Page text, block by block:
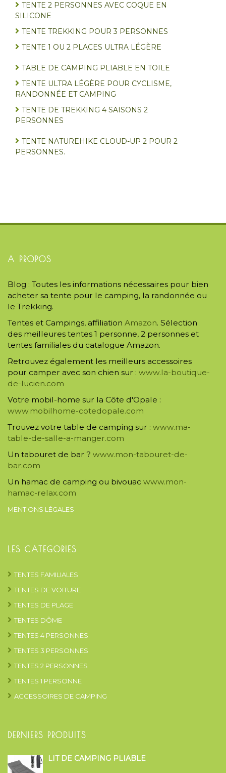
TENTE 2 PERSONNES AVEC COQUE EN
SILICONE
TENTE TREKKING POUR 3 PERSONNES
TENTE 1 OU 2 PLACES ULTRA LÉGÈRE
TABLE DE CAMPING PLIABLE EN TOILE
TENTE ULTRA LÉGÈRE POUR CYCLISME,
RANDONNÉE ET CAMPING
TENTE DE TREKKING 4 SAISONS 2
PERSONNES
TENTE NATUREHIKE CLOUD-UP 2 POUR 2
PERSONNES.
A PROPOS
Blog : Toutes les informations nécessaires pour bien
acheter sa tente pour le camping, la randonnée ou
le Trekking.
Tentes et Campings, affiliation Amazon. Sélection
des meilleures tentes 1 personne, 2 personnes et
tentes familiales du catalogue Amazon.
Retrouvez également les meilleurs accessoires
pour camper avec son chien sur : www.la-boutique-
de-lucien.com
Votre mobil-home sur la Côte d'Opale :
www.mobilhome-cotedopale.com
Trouvez votre table de camping sur : www.ma-
table-de-salle-a-manger.com
Un tabouret de bar ? www.mon-tabouret-de-
bar.com
Un hamac de camping ou bivouac www.mon-
hamac-relax.com
MENTIONS LÉGALES
LES CATEGORIES
TENTES FAMILIALES
TENTES DE VOITURE
TENTES DE PLAGE
TENTES DÔME
TENTES 4 PERSONNES
TENTES 3 PERSONNES
TENTES 2 PERSONNES
TENTES 1 PERSONNE
ACCESSOIRES DE CAMPING
DERNIERS PRODUITS
LIT DE CAMPING PLIABLE